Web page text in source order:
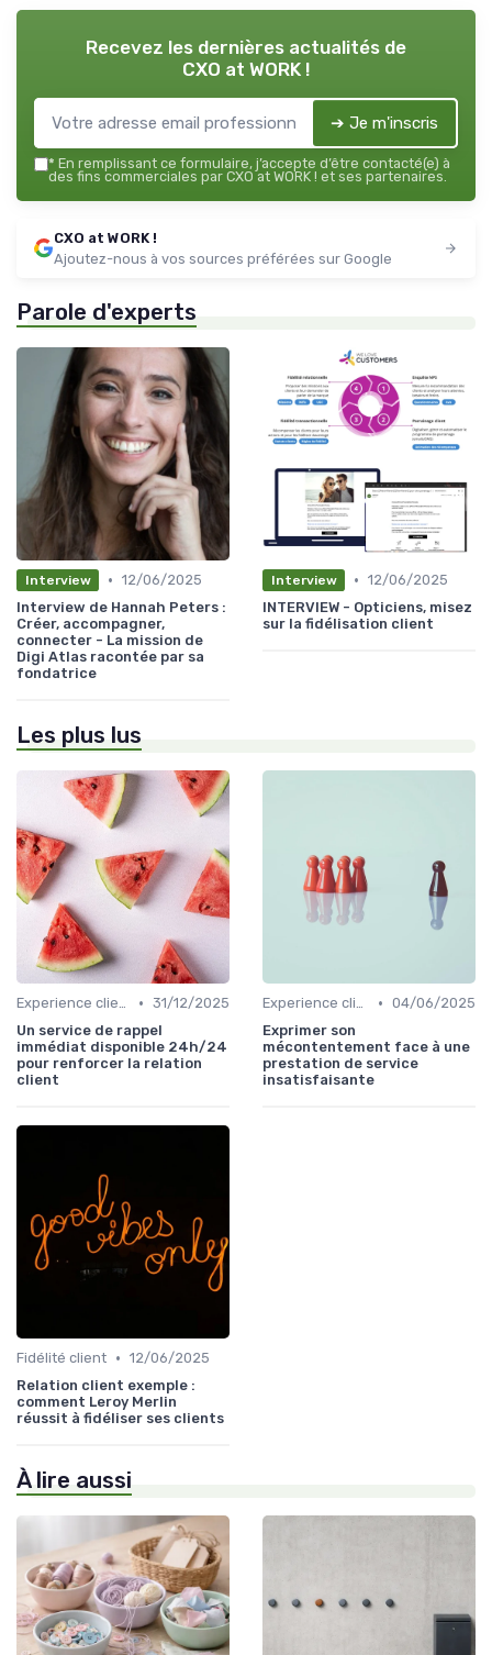
Recevez les dernières actualités de
CXO at WORK !
➔ Je m'inscris
* En remplissant ce formulaire, j’accepte d’être contacté(e) à
des fins commerciales par CXO at WORK ! et ses partenaires.
CXO at WORK !
Ajoutez-nous à vos sources préférées sur Google
Parole d'experts
Interview • 12/06/2025
Interview de Hannah Peters :
Créer, accompagner,
connecter - La mission de
Digi Atlas racontée par sa
fondatrice
Interview • 12/06/2025
INTERVIEW - Opticiens, misez
sur la fidélisation client
Les plus lus
Experience client • 31/12/2025
Un service de rappel
immédiat disponible 24h/24
pour renforcer la relation
client
Experience client • 04/06/2025
Exprimer son
mécontentement face à une
prestation de service
insatisfaisante
Fidélité client • 12/06/2025
Relation client exemple :
comment Leroy Merlin
réussit à fidéliser ses clients
À lire aussi